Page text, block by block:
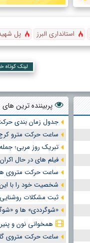
استانداری البرز پل
لینک کوتاه
پربیننده ترین های
جدول زمان بندی
ساعت حرکت مترو
تبریک روز مربی؛
فیلم های در حال
ساعت حرکت متروی
شخصیت خود را با
ثبت مشکلات
«شوگرددی» ها و
همخوانی نون و
ساعت حرکت متروی